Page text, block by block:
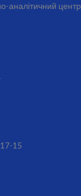
аналітичний центр
15